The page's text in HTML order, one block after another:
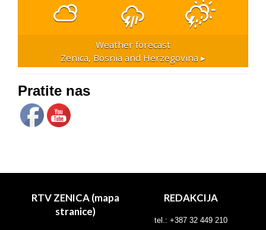
Weather forecast
Zenica, Bosnia and Herzegovina ▸
Pratite nas
RTV ZENICA (mapa
stranice)
REDAKCIJA
tel.: +387 32 449 210